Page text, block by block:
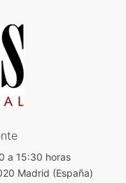
a 15:30 horas
Madrid (España)